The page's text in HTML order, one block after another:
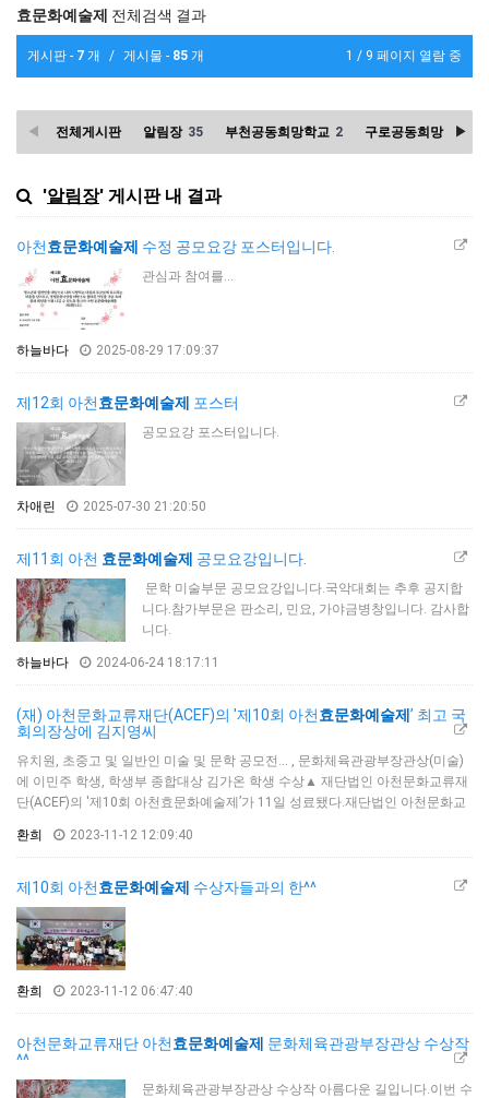
효문화예술제 전체검색 결과
게시판 - 7 개 / 게시물 - 85 개 1 / 9 페이지 열람 중
전체게시판 알림장 35 부천공동희망학교 2 구로공동희망학교
'알림장' 게시판 내 결과
아천효문화예술제 수정 공모요강 포스터입니다.
관심과 참여를...
하늘바다 2025-08-29 17:09:37
제12회 아천효문화예술제 포스터
공모요강 포스터입니다.
차애린 2025-07-30 21:20:50
제11회 아천 효문화예술제 공모요강입니다.
문학 미술부문 공모요강입니다.국악대회는 추후 공지합
니다.참가부문은 판소리, 민요, 가야금병창입니다. 감사합
니다.
하늘바다 2024-06-24 18:17:11
(재) 아천문화교류재단(ACEF)의 '제10회 아천효문화예술제 ’ 최고 국
회의장상에 김지영씨
유치원, 초중고 및 일반인 미술 및 문학 공모전... , 문화체육관광부장관상(미술)
에 이민주 학생, 학생부 종합대상 김가온 학생 수상▲ 재단법인 아천문화교류재
단(ACEF)의 '제10회 아천효문화예술제’가 11일 성료됐다.재단법인 아천문화교
씨가 최고상인 국회의장상을 수상했다고 11일 밝혔다.아천문화교류재단(이사
로 실시한 행사로 이날 아천문화교류센터에서 제10회 아천효문화예술제’ …
환희 2023-11-12 12:09:40
제10회 아천효문화예술제 수상자들과의 한^^
환희 2023-11-12 06:47:40
아천문화교류재단 아천효문화예술제 문화체육관광부장관상 수상작
^^
문화체육관광부장관상 수상작 아름다운 길입니다.이번 수